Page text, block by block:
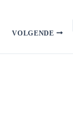
VOLGENDE